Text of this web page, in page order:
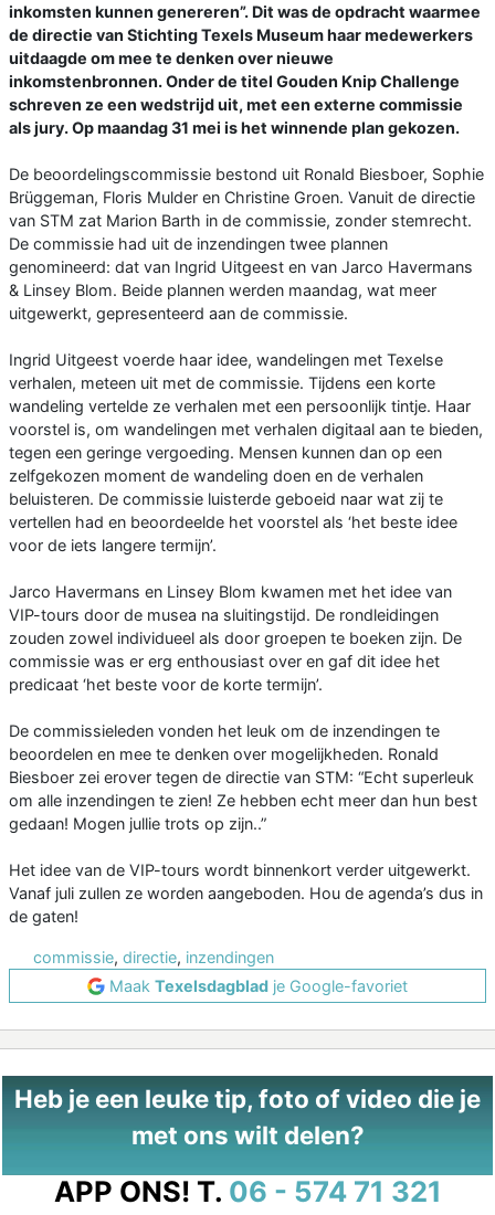
inkomsten kunnen genereren”. Dit was de opdracht waarmee
de directie van Stichting Texels Museum haar medewerkers
uitdaagde om mee te denken over nieuwe
inkomstenbronnen. Onder de titel Gouden Knip Challenge
schreven ze een wedstrijd uit, met een externe commissie
als jury. Op maandag 31 mei is het winnende plan gekozen.
De beoordelingscommissie bestond uit Ronald Biesboer, Sophie
Brüggeman, Floris Mulder en Christine Groen. Vanuit de directie
van STM zat Marion Barth in de commissie, zonder stemrecht.
De commissie had uit de inzendingen twee plannen
genomineerd: dat van Ingrid Uitgeest en van Jarco Havermans
& Linsey Blom. Beide plannen werden maandag, wat meer
uitgewerkt, gepresenteerd aan de commissie.
Ingrid Uitgeest voerde haar idee, wandelingen met Texelse
verhalen, meteen uit met de commissie. Tijdens een korte
wandeling vertelde ze verhalen met een persoonlijk tintje. Haar
voorstel is, om wandelingen met verhalen digitaal aan te bieden,
tegen een geringe vergoeding. Mensen kunnen dan op een
zelfgekozen moment de wandeling doen en de verhalen
beluisteren. De commissie luisterde geboeid naar wat zij te
vertellen had en beoordeelde het voorstel als ‘het beste idee
voor de iets langere termijn’.
Jarco Havermans en Linsey Blom kwamen met het idee van
VIP-tours door de musea na sluitingstijd. De rondleidingen
zouden zowel individueel als door groepen te boeken zijn. De
commissie was er erg enthousiast over en gaf dit idee het
predicaat ‘het beste voor de korte termijn’.
De commissieleden vonden het leuk om de inzendingen te
beoordelen en mee te denken over mogelijkheden. Ronald
Biesboer zei erover tegen de directie van STM: “Echt superleuk
om alle inzendingen te zien! Ze hebben echt meer dan hun best
gedaan! Mogen jullie trots op zijn..”
Het idee van de VIP-tours wordt binnenkort verder uitgewerkt.
Vanaf juli zullen ze worden aangeboden. Hou de agenda’s dus in
de gaten!
commissie, directie, inzendingen
Maak Texelsdagblad je Google-favoriet
Heb je een leuke tip, foto of video die je
met ons wilt delen?
APP ONS! T. 06 - 574 71 321